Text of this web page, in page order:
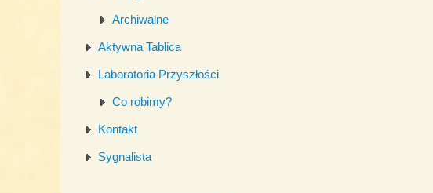
Archiwalne
Aktywna Tablica
Laboratoria Przyszłości
Co robimy?
Kontakt
Sygnalista